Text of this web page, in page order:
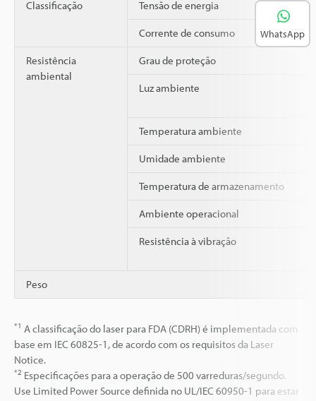
Classificação Tensão de energia
Corrente de consumo
Resistência
ambiental
Grau de proteção
Luz ambiente
Temperatura ambiente
Umidade ambiente
Temperatura de armazenamento
Ambiente operacional
Resistência à vibração
Peso
*1 A classificação do laser para FDA (CDRH) é implementada com
base em IEC 60825-1, de acordo com os requisitos da Laser
Notice.
*2 Especificações para a operação de 500 varreduras/segundo.
Use Limited Power Source definida no UL/IEC 60950-1 para estar
WhatsApp